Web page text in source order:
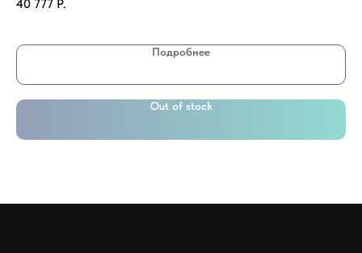
40 777 Р.
Подробнее
Out of stock